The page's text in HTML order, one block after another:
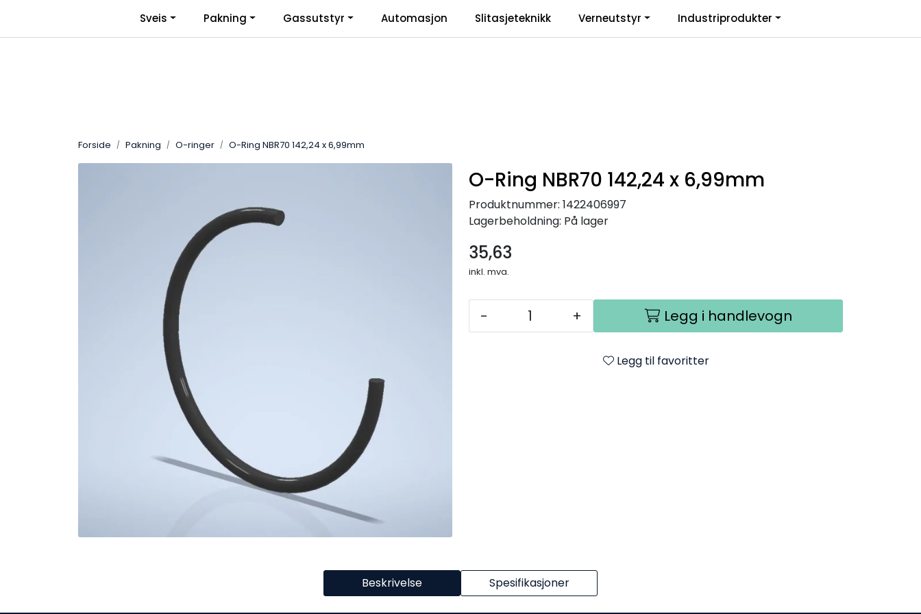
| Bli Bedriftskunde inkl. mva. Informasjon Favoritter
Sveis Pakning Gassutstyr Automasjon Slitasjeteknikk Verneutstyr Industriprodukter
Forside Pakning O-ringer O-Ring NBR70 142,24 x 6,99mm
O-Ring NBR70 142,24 x 6,99mm
Produktnummer: 1422406997
Lagerbeholdning: På lager
35,63
inkl. mva.
- + Legg i handlevogn
Legg til favoritter
Beskrivelse Spesifikasjoner